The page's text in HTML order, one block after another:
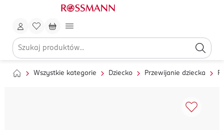
Wszystkie kategorie Dziecko Przewijanie dziecka